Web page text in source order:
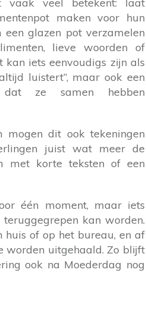
vaak veel betekent: laat
maken voor hun
een glazen pot verzamelen
lieve woorden of
kan iets eenvoudigs zijn als
luistert”, maar ook een
dat ze samen hebben
mogen dit ook tekeningen
juist wat meer de
met korte teksten of een
één moment, maar iets
kan worden.
of op het bureau, en af
worden uitgehaald. Zo blijft
ook na Moederdag nog